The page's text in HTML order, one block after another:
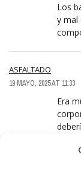
Los
y mal
ASFALTADO
19 MAYO, 2025 AT 11:33
Era